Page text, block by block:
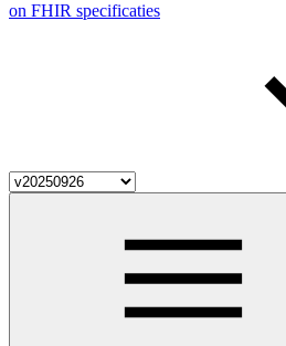
on FHIR specificaties